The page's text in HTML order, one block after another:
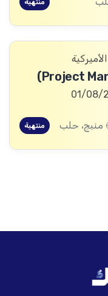
منتهية
منبج، حلب منتهية